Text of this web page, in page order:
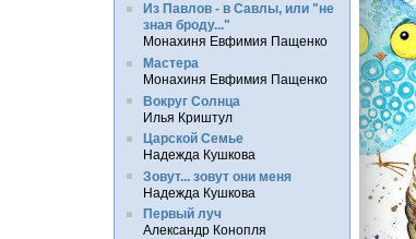
Из Павлов - в Савлы, или "не
зная броду..."
Монахиня Евфимия Пащенко
Мастера
Монахиня Евфимия Пащенко
Вокруг Солнца
Илья Криштул
Царской Семье
Надежда Кушкова
Зовут... зовут они меня
Надежда Кушкова
Первый луч
Александр Конопля